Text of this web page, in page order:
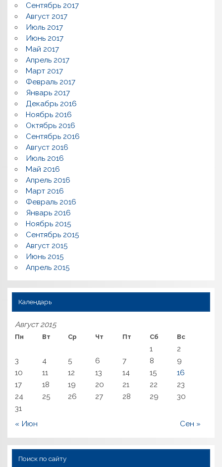
Сентябрь 2017
Август 2017
Июль 2017
Июнь 2017
Май 2017
Апрель 2017
Март 2017
Февраль 2017
Январь 2017
Декабрь 2016
Ноябрь 2016
Октябрь 2016
Сентябрь 2016
Август 2016
Июль 2016
Май 2016
Апрель 2016
Март 2016
Февраль 2016
Январь 2016
Ноябрь 2015
Сентябрь 2015
Август 2015
Июнь 2015
Апрель 2015
Календарь
Август 2015
Пн Вт Ср Чт Пт Сб Вс
« Июн Сен »
1
2
3
4 5 6 7 8
9
10
11 12 13 14 15
16
17
18 19 20 21 22
23
24
25 26 27 28 29
30
31
Поиск по сайту